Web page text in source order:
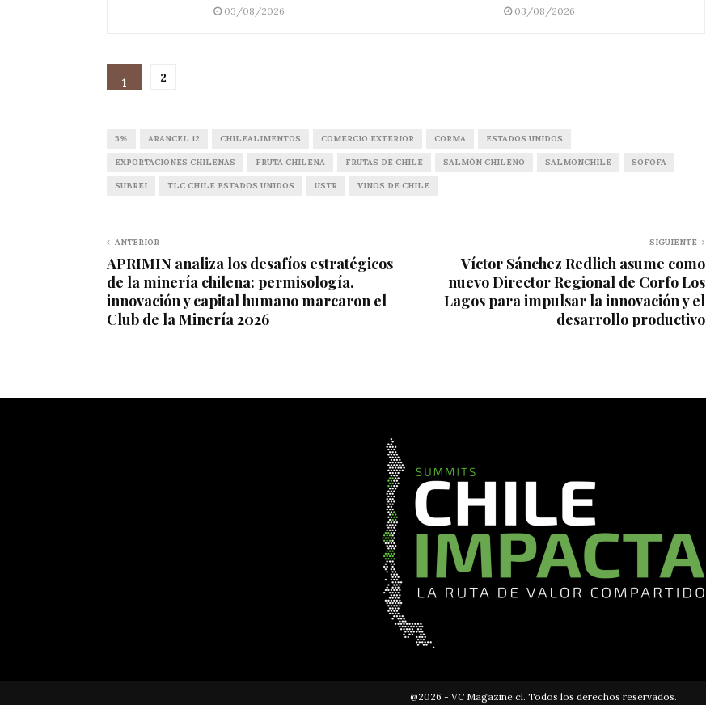
03/08/2026 03/08/2026
1 2
5% ARANCEL 12 CHILEALIMENTOS COMERCIO EXTERIOR CORMA ESTADOS UNIDOS
EXPORTACIONES CHILENAS FRUTA CHILENA FRUTAS DE CHILE SALMÓN CHILENO SALMONCHILE SOFOFA
SUBREI TLC CHILE ESTADOS UNIDOS USTR VINOS DE CHILE
ANTERIOR
APRIMIN analiza los desafíos estratégicos
de la minería chilena: permisología,
innovación y capital humano marcaron el
Club de la Minería 2026
SIGUIENTE
Víctor Sánchez Redlich asume como
nuevo Director Regional de Corfo Los
Lagos para impulsar la innovación y el
desarrollo productivo
@2026 - VC Magazine.cl. Todos los derechos reservados.